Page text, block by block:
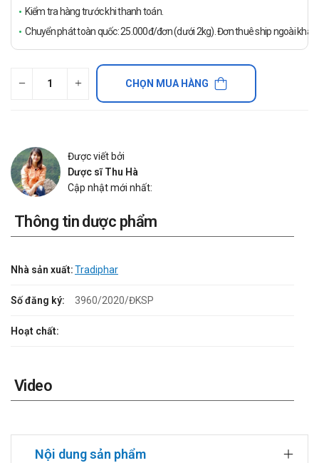
Kiểm tra hàng trước khi thanh toán.
Chuyển phát toàn quốc: 25.000đ/đơn (dưới 2kg). Đơn thuê ship ngoài
CHỌN MUA HÀNG
Được viết bởi
Dược sĩ Thu Hà
Cập nhật mới nhất:
Thông tin dược phẩm
Nhà sản xuất:Tradiphar
Số đăng ký: 3960/2020/ĐKSP
Hoạt chất:
Video
Nội dung sản phẩm